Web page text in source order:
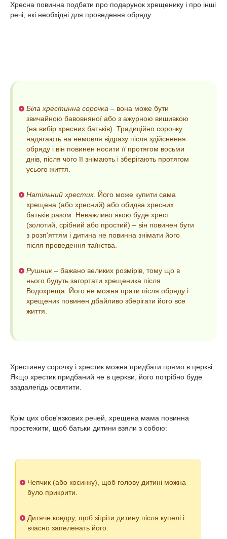
Хресна повинна подбати про подарунок хрещенику і про інші
речі, які необхідні для проведення обряду:
Біла хрестинна сорочка – вона може бути
звичайною бавовняної або з ажурною вишивкою
(на вибір хресних батьків). Традиційно сорочку
надягають на немовля відразу після здійснення
обряду і він повинен носити її протягом восьми
днів, після чого її знімають і зберігають протягом
усього життя.
Натільний хрестик . Його може купити сама
хрещена (або хресний) або обидва хресних
батьків разом. Неважливо якою буде хрест
(золотий, срібний або простий) – він повинен бути
з розп'яттям і дитина не повинна знімати його
після проведення таїнства.
Рушник – бажано великих розмірів, тому що в
нього будуть загортати хрещеника після
Водохреща. Його не можна прати після обряду і
хрещеник повинен дбайливо зберігати його все
життя.
Хрестинну сорочку і хрестик можна придбати прямо в церкві.
Якщо хрестик придбаний не в церкви, його потрібно буде
заздалегідь освятити.
Крім цих обов'язкових речей, хрещена мама повинна
простежити, щоб батьки дитини взяли з собою:
Чепчик (або косинку), щоб голову дитині можна
було прикрити.
Дитяче ковдру, щоб зігріти дитину після купелі і
вчасно запеленать його.